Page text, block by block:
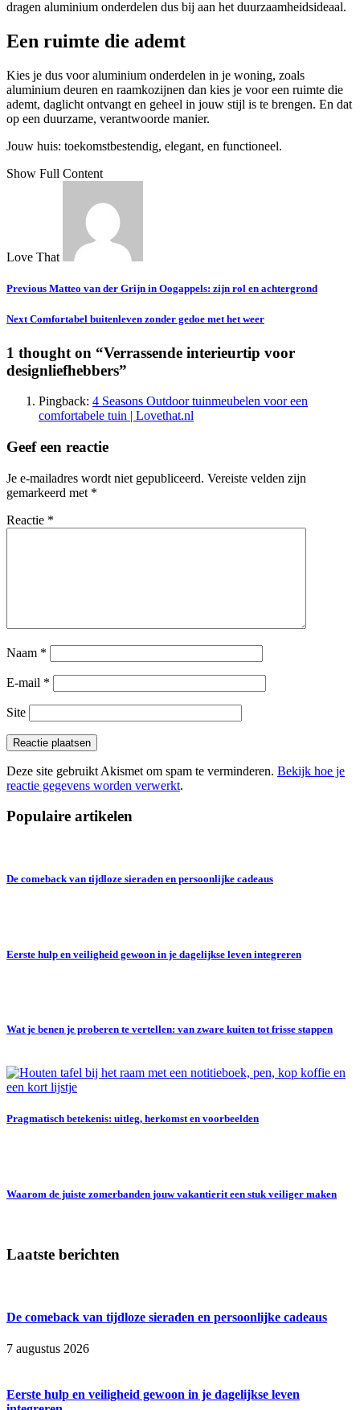
dragen aluminium onderdelen dus bij aan het duurzaamheidsideaal.
Een ruimte die ademt
Kies je dus voor aluminium onderdelen in je woning, zoals
aluminium deuren en raamkozijnen dan kies je voor een ruimte die
ademt, daglicht ontvangt en geheel in jouw stijl is te brengen. En dat
op een duurzame, verantwoorde manier.
Jouw huis: toekomstbestendig, elegant, en functioneel.
Show Full Content
Love That
Previous Matteo van der Grijn in Oogappels: zijn rol en achtergrond
NextComfortabel buitenleven zonder gedoe met het weer
1 thought on “Verrassende interieurtip voor
designliefhebbers”
Pingback: 4 Seasons Outdoor tuinmeubelen voor een
comfortabele tuin | Lovethat.nl
Geef een reactie
Je e-mailadres wordt niet gepubliceerd. Vereiste velden zijn
gemarkeerd met *
Reactie *
Naam *
E-mail *
Site
Deze site gebruikt Akismet om spam te verminderen. Bekijk hoe je
reactie gegevens worden verwerkt.
Populaire artikelen
De comeback van tijdloze sieraden en persoonlijke cadeaus
Eerste hulp en veiligheid gewoon in je dagelijkse leven integreren
Wat je benen je proberen te vertellen: van zware kuiten tot frisse stappen
Pragmatisch betekenis: uitleg, herkomst en voorbeelden
Waarom de juiste zomerbanden jouw vakantierit een stuk veiliger maken
Laatste berichten
De comeback van tijdloze sieraden en persoonlijke cadeaus
7 augustus 2026
Eerste hulp en veiligheid gewoon in je dagelijkse leven